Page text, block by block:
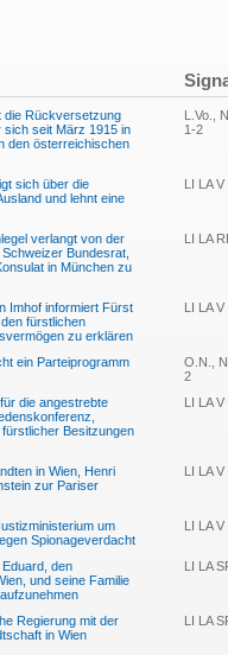
die Rückversetzung
seit März 1915 in
den österreichischen
L.Vo.,
1-2
sich über die
und lehnt eine
LI LA
verlangt von der
Bundesrat,
in München zu
LI LA
Imhof informiert Fürst
fürstlichen
zu erklären
LI LA
ein Parteiprogramm
O.N.,
2
die angestrebte
Besitzungen
LI LA
in Wien, Henri
zur Pariser
LI LA
um
Spionageverdacht
LI LA
den
und seine Familie
LI LA
Regierung mit der
in Wien
LI LA